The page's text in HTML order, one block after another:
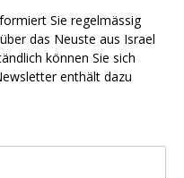
Sie regelmässig
das Neuste aus Israel
können Sie sich
enthält dazu